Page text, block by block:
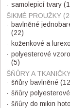
samolepicí tvary
ŠIKMÉ PROUŽKY
bavlněné
(22)
koženkové a
polyesterové
(5)
ŠŇŮRY A
šňůry bavlněné
šňůry polyesterové
šňůry do mikin